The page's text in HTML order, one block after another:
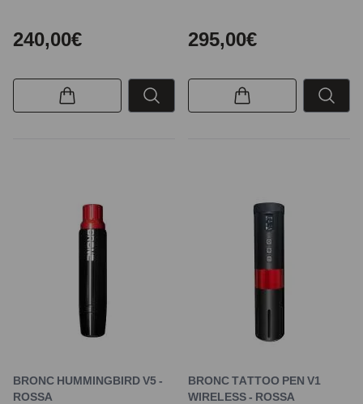
240,00€ 295,00€
BRONC HUMMINGBIRD V5 -
ROSSA
BRONC TATTOO PEN V1
WIRELESS - ROSSA